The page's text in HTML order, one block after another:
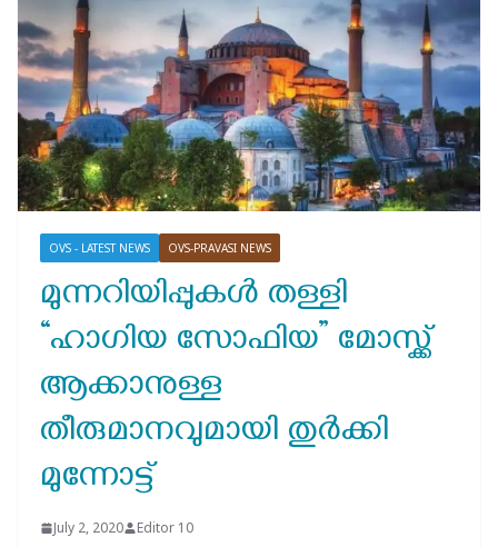
OVS - LATEST NEWS OVS-PRAVASI NEWS
മുന്നറിയിപ്പുകൾ തള്ളി
“ഹാഗിയ സോഫിയ” മോസ്ക്ക്
ആക്കാനുള്ള
തീരുമാനവുമായി തുർക്കി
മുന്നോട്ട്
July 2, 2020 Editor 10